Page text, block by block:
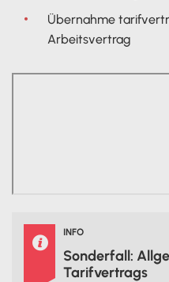
Übernahme
Arbeitsvertrag
 INFO
Sonderfall:
Tarifvertrags